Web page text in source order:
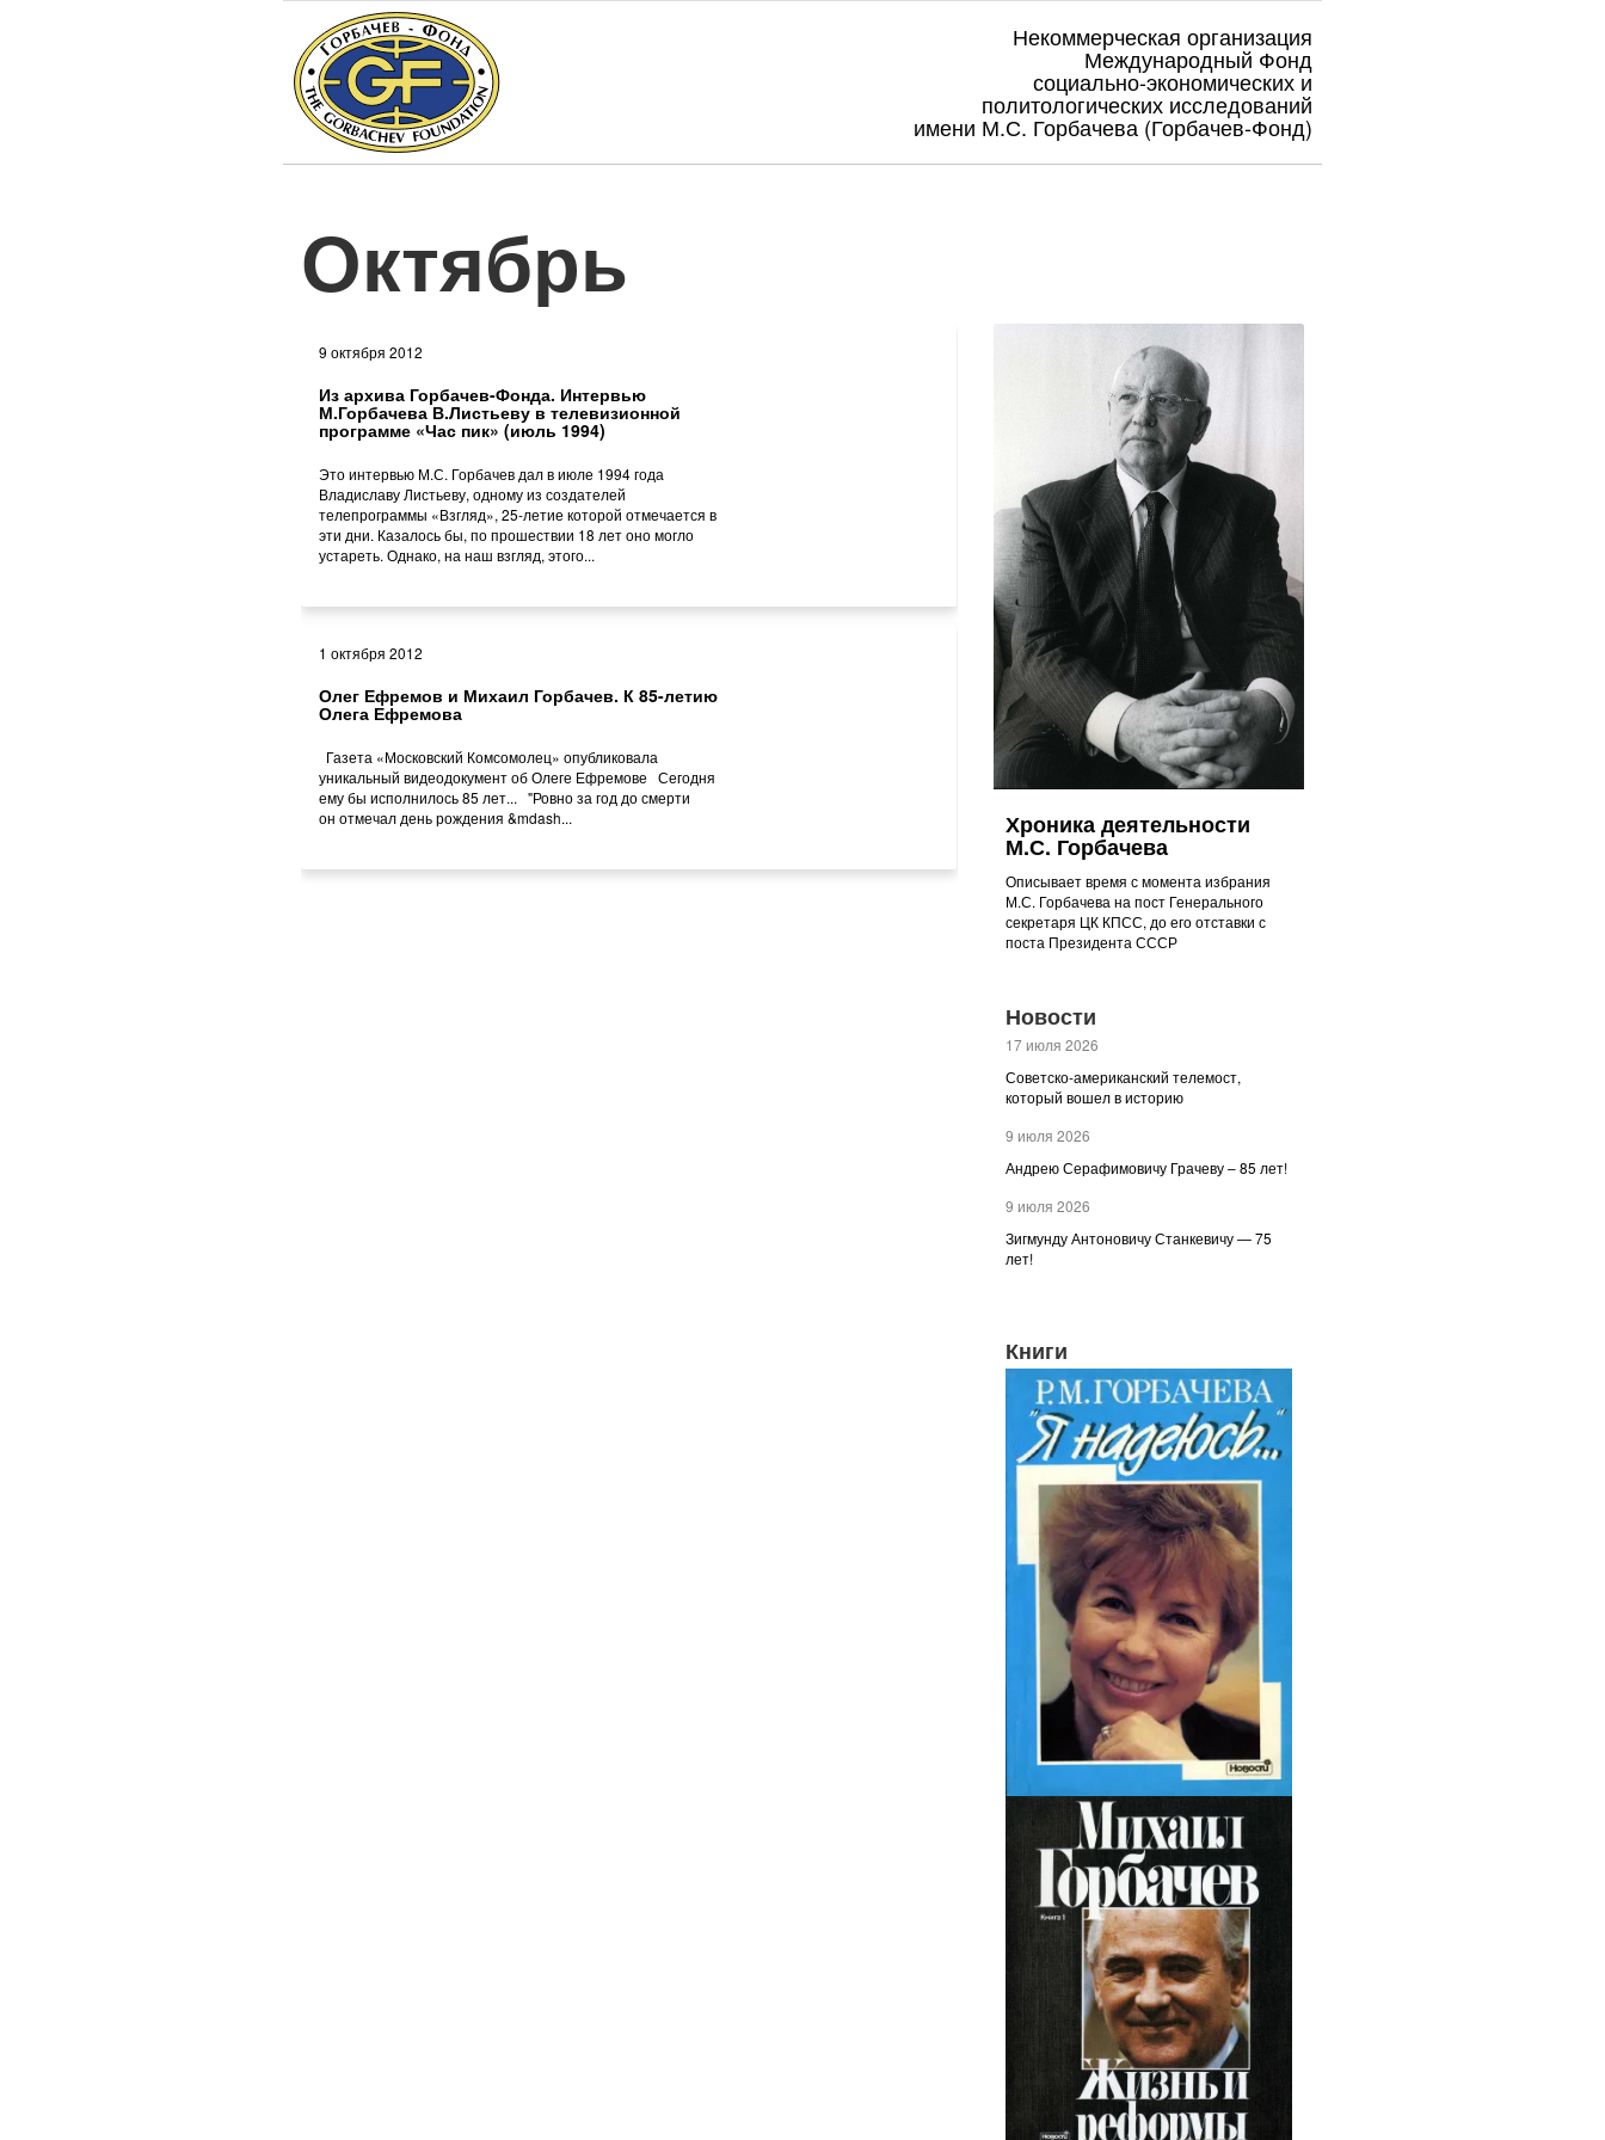
Некоммерческая организация
Международный Фонд
социально-экономических и
политологических исследований
имени М.С. Горбачева (Горбачев-Фонд)
Октябрь
9 октября 2012
Из архива Горбачев-Фонда. Интервью
М.Горбачева В.Листьеву в телевизионной
программе «Час пик» (июль 1994)
Это интервью М.С. Горбачев дал в июле 1994 года
Владиславу Листьеву, одному из создателей
телепрограммы «Взгляд», 25-летие которой отмечается в
эти дни. Казалось бы, по прошествии 18 лет оно могло
устареть. Однако, на наш взгляд, этого...
1 октября 2012
Олег Ефремов и Михаил Горбачев. К 85-летию
Олега Ефремова
Газета «Московский Комсомолец» опубликовала
уникальный видеодокумент об Олеге Ефремове Сегодня
ему бы исполнилось 85 лет... "Ровно за год до смерти
он отмечал день рождения &mdash...
Хроника деятельности
М.С. Горбачева
Описывает время с момента избрания
М.С. Горбачева на пост Генерального
секретаря ЦК КПСС, до его отставки с
поста Президента СССР
Новости
17 июля 2026
Советско-американский телемост,
который вошел в историю
9 июля 2026
Андрею Серафимовичу Грачеву – 85 лет!
9 июля 2026
Зигмунду Антоновичу Станкевичу — 75
лет!
Книги